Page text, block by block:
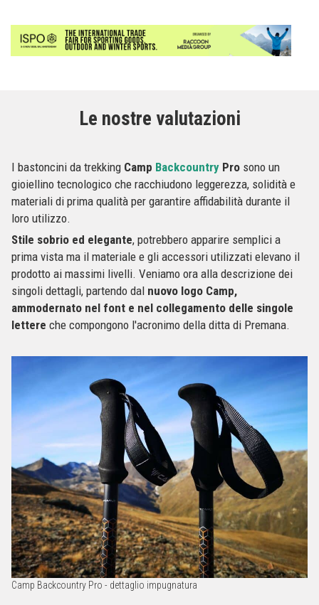
Le nostre valutazioni
I bastoncini da trekking Camp Backcountry Pro sono un
gioiellino tecnologico che racchiudono leggerezza, solidità e
materiali di prima qualità per garantire affidabilità durante il
loro utilizzo.
Stile sobrio ed elegante, potrebbero apparire semplici a
prima vista ma il materiale e gli accessori utilizzati elevano il
prodotto ai massimi livelli. Veniamo ora alla descrizione dei
singoli dettagli, partendo dal nuovo logo Camp,
ammodernato nel font e nel collegamento delle singole
lettere che compongono l'acronimo della ditta di Premana.
Camp Backcountry Pro - dettaglio impugnatura